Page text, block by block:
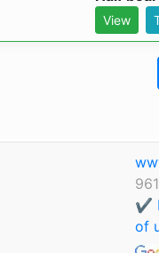
View
✔️
of